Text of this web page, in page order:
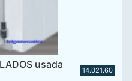
usada
14.021.60